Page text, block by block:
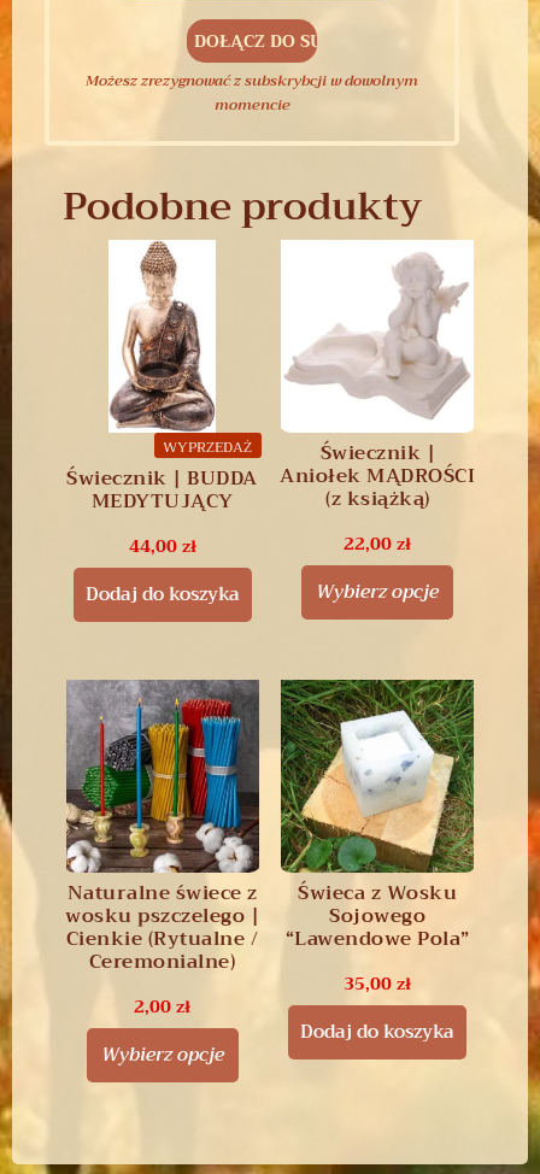
Możesz zrezygnować z subskrybcji w dowolnym
momencie
Podobne produkty
WYPRZEDAŻ
Świecznik | BUDDA
MEDYTUJĄCY
44,00zł
Dodaj do koszyka
Świecznik |
Aniołek MĄDROŚCI
(z książką)
22,00zł
Wybierz opcje
Naturalne świece z
wosku pszczelego |
Cienkie (Rytualne /
Ceremonialne)
2,00zł
Wybierz opcje
Świeca z Wosku
Sojowego
“Lawendowe Pola”
35,00zł
Dodaj do koszyka